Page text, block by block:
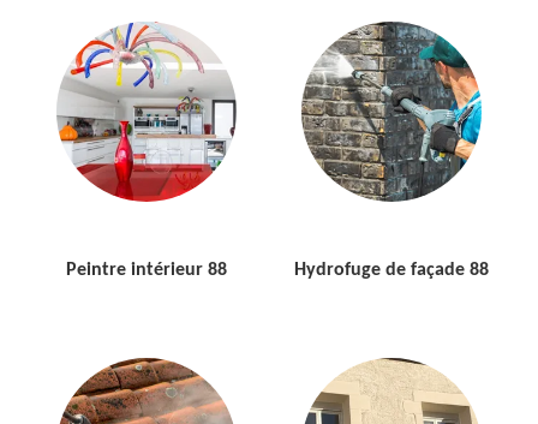
Peintre intérieur 88 Hydrofuge de façade 88